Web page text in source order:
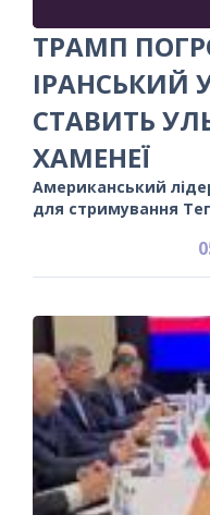
ТРАМП
ІРАНСЬКИЙ
СТАВИТЬ
ХАМЕНЕЇ
Американський
для стримування